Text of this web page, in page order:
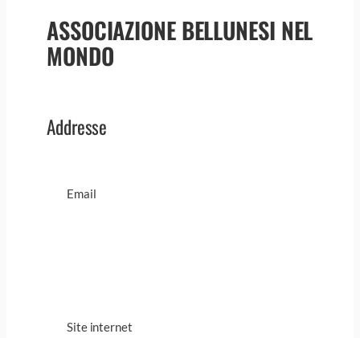
ASSOCIAZIONE BELLUNESI NEL
MONDO
Addresse
Email
Site internet